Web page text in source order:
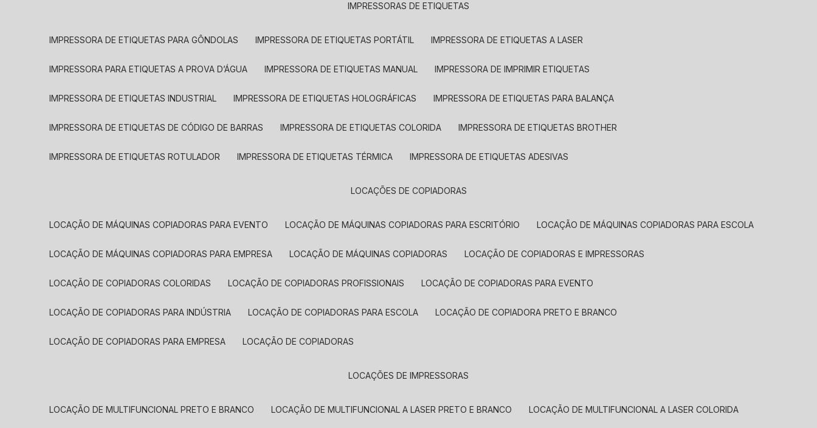
IMPRESSORAS DE ETIQUETAS
IMPRESSORA DE ETIQUETAS PARA GÔNDOLAS IMPRESSORA DE ETIQUETAS PORTÁTIL IMPRESSORA DE ETIQUETAS A LASER
IMPRESSORA PARA ETIQUETAS A PROVA D’ÁGUA IMPRESSORA DE ETIQUETAS MANUAL IMPRESSORA DE IMPRIMIR ETIQUETAS
IMPRESSORA DE ETIQUETAS INDUSTRIAL IMPRESSORA DE ETIQUETAS HOLOGRÁFICAS IMPRESSORA DE ETIQUETAS PARA BALANÇA
IMPRESSORA DE ETIQUETAS DE CÓDIGO DE BARRAS IMPRESSORA DE ETIQUETAS COLORIDA IMPRESSORA DE ETIQUETAS BROTHER
IMPRESSORA DE ETIQUETAS ROTULADOR IMPRESSORA DE ETIQUETAS TÉRMICA IMPRESSORA DE ETIQUETAS ADESIVAS
LOCAÇÕES DE COPIADORAS
LOCAÇÃO DE MÁQUINAS COPIADORAS PARA EVENTO LOCAÇÃO DE MÁQUINAS COPIADORAS PARA ESCRITÓRIO LOCAÇÃO DE MÁQUINAS COPIADORAS PARA ESCOLA
LOCAÇÃO DE MÁQUINAS COPIADORAS PARA EMPRESA LOCAÇÃO DE MÁQUINAS COPIADORAS LOCAÇÃO DE COPIADORAS E IMPRESSORAS
LOCAÇÃO DE COPIADORAS COLORIDAS LOCAÇÃO DE COPIADORAS PROFISSIONAIS LOCAÇÃO DE COPIADORAS PARA EVENTO
LOCAÇÃO DE COPIADORAS PARA INDÚSTRIA LOCAÇÃO DE COPIADORAS PARA ESCOLA LOCAÇÃO DE COPIADORA PRETO E BRANCO
LOCAÇÃO DE COPIADORAS PARA EMPRESA LOCAÇÃO DE COPIADORAS
LOCAÇÕES DE IMPRESSORAS
LOCAÇÃO DE MULTIFUNCIONAL PRETO E BRANCO LOCAÇÃO DE MULTIFUNCIONAL A LASER PRETO E BRANCO LOCAÇÃO DE MULTIFUNCIONAL A LASER COLORIDA